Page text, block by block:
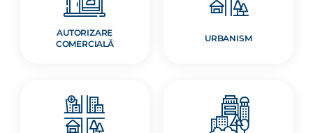
AUTORIZARE
COMERCIALĂ
URBANISM